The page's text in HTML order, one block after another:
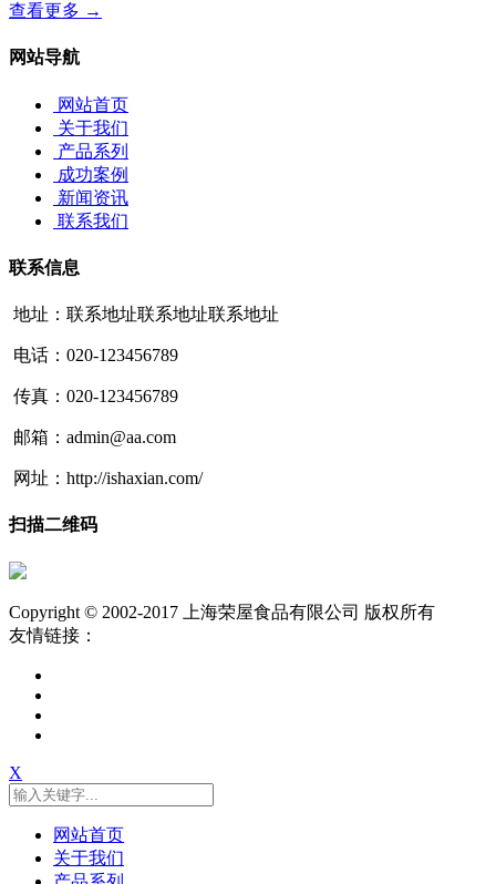
查看更多 →
网站导航
网站首页
关于我们
产品系列
成功案例
新闻资讯
联系我们
联系信息
地址：联系地址联系地址联系地址
电话：020-123456789
传真：020-123456789
邮箱：admin@aa.com
网址：http://ishaxian.com/
扫描二维码
Copyright © 2002-2017 上海荣屋食品有限公司 版权所有
友情链接：
X
网站首页
关于我们